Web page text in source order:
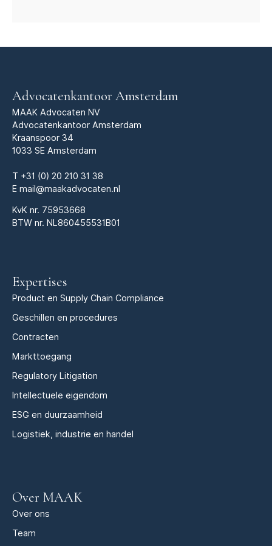
Advocatenkantoor Amsterdam
MAAK Advocaten NV
Advocatenkantoor Amsterdam
Kraanspoor 34
1033 SE Amsterdam
T +31 (0) 20 210 31 38
E mail@maakadvocaten.nl
KvK nr. 75953668
BTW nr. NL860455531B01
Expertises
Product en Supply Chain Compliance
Geschillen en procedures
Contracten
Markttoegang
Regulatory Litigation
Intellectuele eigendom
ESG en duurzaamheid
Logistiek, industrie en handel
Over MAAK
Over ons
Team